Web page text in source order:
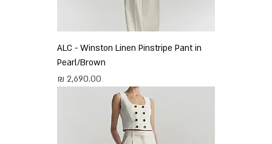
ALC - Winston Linen Pinstripe Pant in
Pearl/Brown
מחיר